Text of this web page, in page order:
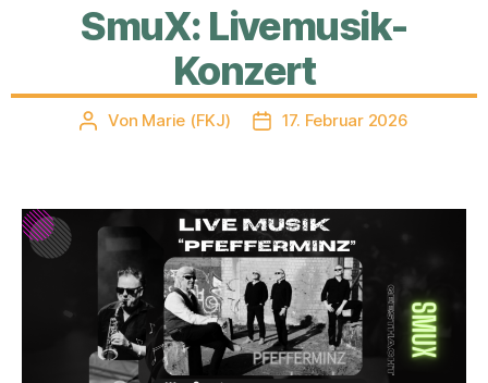
SmuX: Livemusik-
Konzert
Beitragsautor
Von Marie (FKJ) Veröffentlichungsdatum
17. Februar 2026